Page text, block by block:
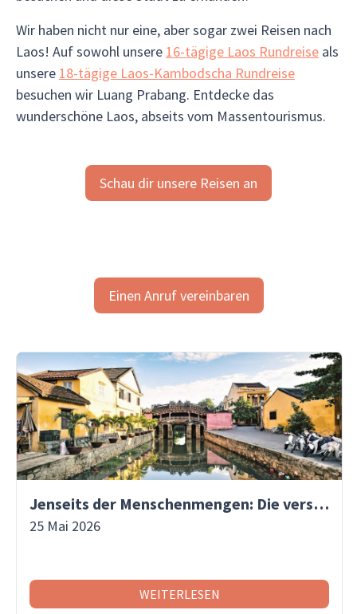
Wir haben nicht nur eine, aber sogar zwei Reisen nach
Laos! Auf sowohl unsere 16-tägige Laos Rundreise als
unsere 18-tägige Laos-Kambodscha Rundreise
besuchen wir Luang Prabang. Entdecke das
wunderschöne Laos, abseits vom Massentourismus.
Schau dir unsere Reisen an
Einen Anruf vereinbaren
Jenseits der Menschenmengen: Die versteckten Gassen von Hoi An entdecken | Asiaventura
25 Mai 2026
WEITERLESEN